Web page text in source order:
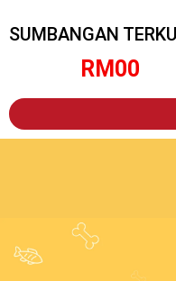
SUMBANGAN
RM 00